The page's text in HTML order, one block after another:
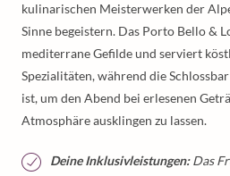
kulinarischen Meisterwerken der
Sinne begeistern. Das Porto Bello &
mediterrane Gefilde und serviert
Spezialitäten, während die
ist, um den Abend bei erlesenen
Atmosphäre ausklingen zu lassen.
Deine Inklusivleistungen:Das